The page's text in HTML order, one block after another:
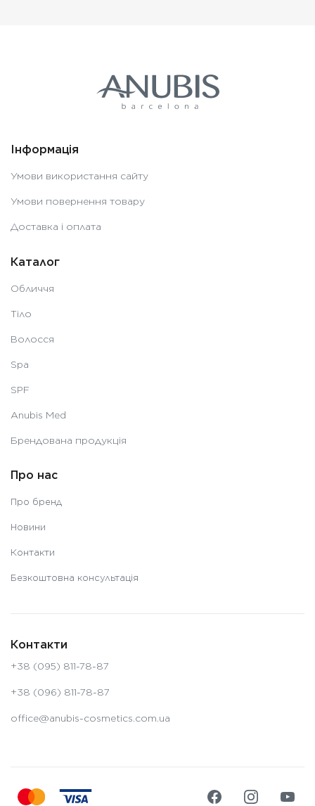
Інформація
Умови використання сайту
Умови повернення товару
Доставка і оплата
Каталог
Обличчя
Тіло
Волосся
Spa
SPF
Anubis Med
Брендована продукція
Про нас
Про бренд
Новини
Контакти
Безкоштовна консультація
Контакти
+38 (095) 811-78-87
+38 (096) 811-78-87
office@anubis-cosmetics.com.ua